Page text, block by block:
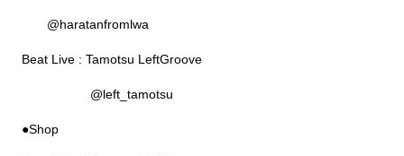
@haratanfromlwa
Beat Live : Tamotsu LeftGroove
@left_tamotsu
●Shop